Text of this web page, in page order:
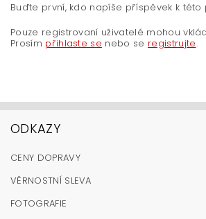
Buďte první, kdo napíše příspěvek k této
Pouze registrovaní uživatelé mohou
Prosím přihlaste se nebo se registrujte.
ODKAZY
CENY DOPRAVY
VĚRNOSTNÍ SLEVA
FOTOGRAFIE